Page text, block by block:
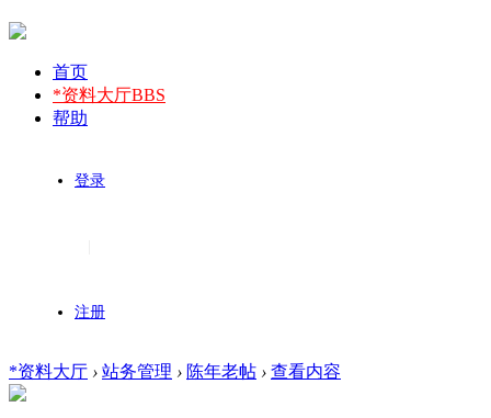
首页
*资料大厅BBS
帮助
登录
注册
*资料大厅 › 站务管理 › 陈年老帖 › 查看内容